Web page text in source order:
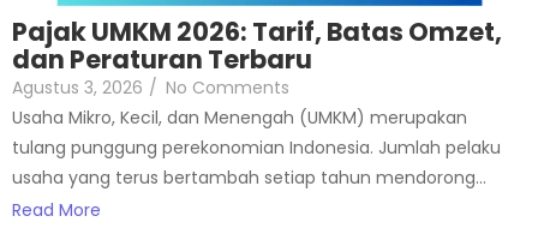
Pajak UMKM 2026: Tarif, Batas Omzet,
dan Peraturan Terbaru
Agustus 3, 2026 / No Comments
Usaha Mikro, Kecil, dan Menengah (UMKM) merupakan
tulang punggung perekonomian Indonesia. Jumlah pelaku
usaha yang terus bertambah setiap tahun mendorong...
Read More